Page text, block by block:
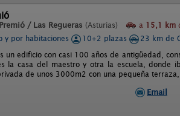
Premió / Las Regueras (Asturias) a 15,1 km
y por habitaciones
10+2 plazas 23 km de
un edificio con casi 100 años de antigüedad,
la casa del maestro y otra la escuela, donde
de unos 3000m2 con una pequeña
Email